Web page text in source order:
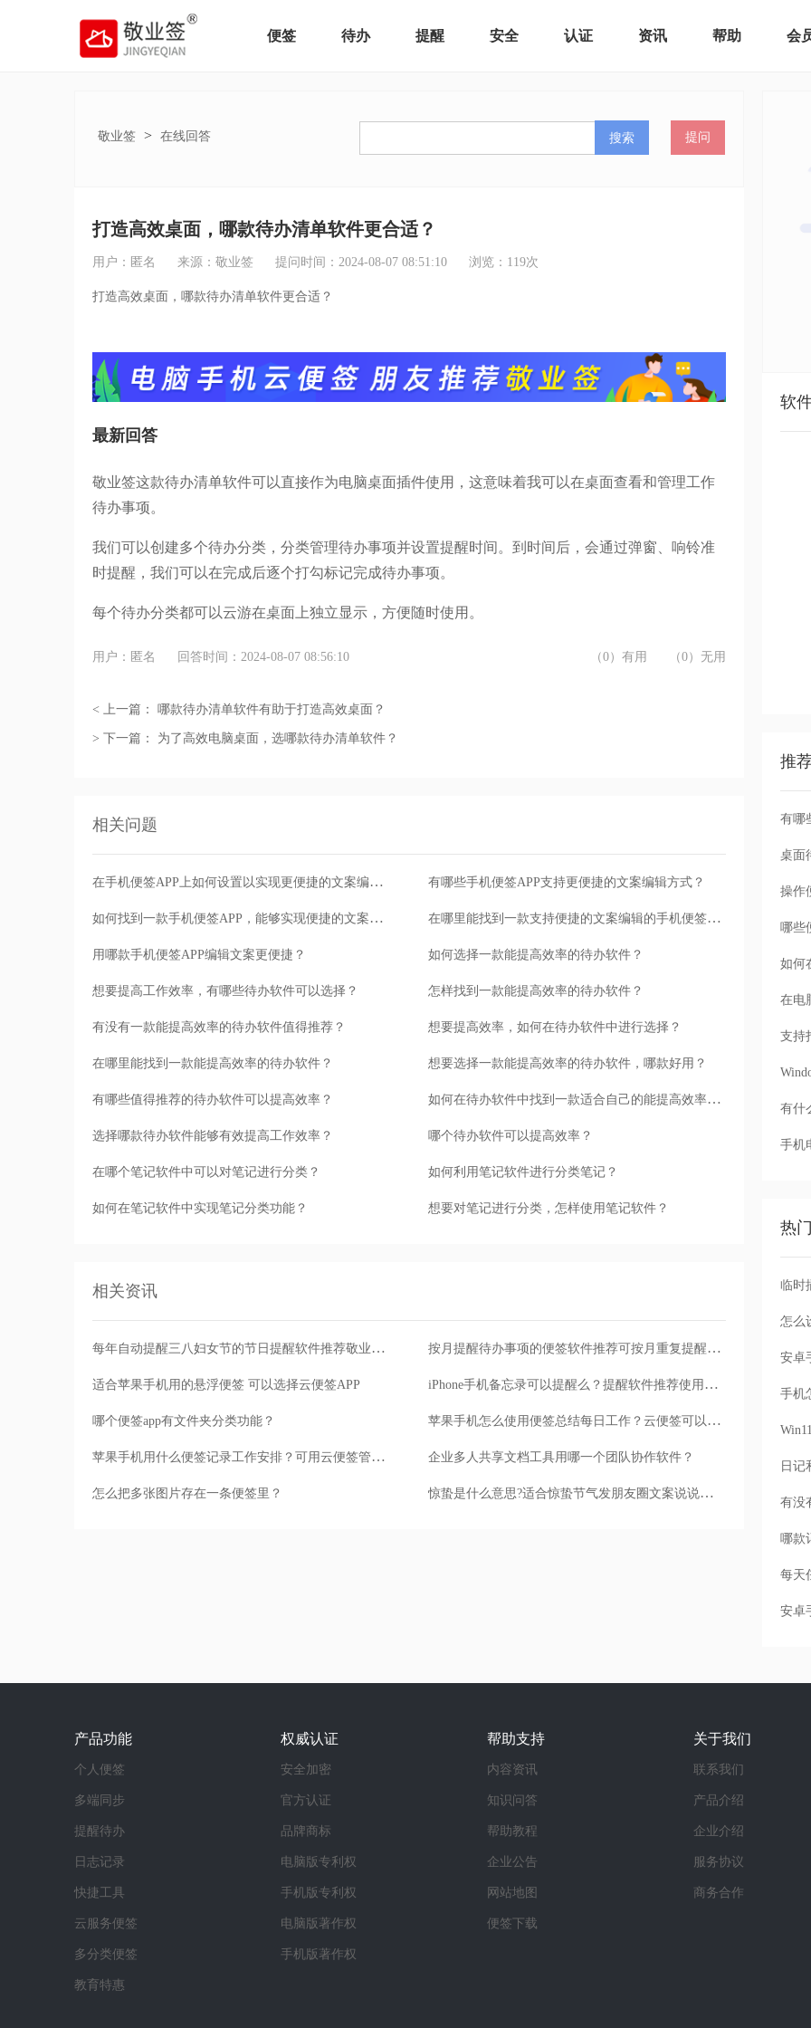
便签 待办 提醒 安全 认证 资讯 帮助 会
敬业签 > 在线回答 搜索 提问
打造高效桌面，哪款待办清单软件更合适？
用户：匿名 来源：敬业签 提问时间：2024-08-07 08:51:10 浏览： 119次
打造高效桌面，哪款待办清单软件更合适？
最新回答
敬业签这款待办清单软件可以直接作为电脑桌面插件使用，这意味着我可以在桌面查看和管理工作
待办事项。
我们可以创建多个待办分类，分类管理待办事项并设置提醒时间。到时间后，会通过弹窗、响铃准
时提醒，我们可以在完成后逐个打勾标记完成待办事项。
每个待办分类都可以云游在桌面上独立显示，方便随时使用。
用户：匿名 回答时间：2024-08-07 08:56:10 （0）有用 （0）无用
< 上一篇： 哪款待办清单软件有助于打造高效桌面？
> 下一篇： 为了高效电脑桌面，选哪款待办清单软件？
相关问题
在手机便签APP上如何设置以实现更便捷的文案编辑？ 有哪些手机便签APP支持更便捷的文案编辑方式？
如何找到一款手机便签APP，能够实现便捷的文案编辑？ 在哪里能找到一款支持便捷的文案编辑的手机便签APP？
用哪款手机便签APP编辑文案更便捷？ 如何选择一款能提高效率的待办软件？
想要提高工作效率，有哪些待办软件可以选择？ 怎样找到一款能提高效率的待办软件？
有没有一款能提高效率的待办软件值得推荐？ 想要提高效率，如何在待办软件中进行选择？
在哪里能找到一款能提高效率的待办软件？ 想要选择一款能提高效率的待办软件，哪款好用？
有哪些值得推荐的待办软件可以提高效率？ 如何在待办软件中找到一款适合自己的能提高效率的软件？
选择哪款待办软件能够有效提高工作效率？ 哪个待办软件可以提高效率？
在哪个笔记软件中可以对笔记进行分类？ 如何利用笔记软件进行分类笔记？
如何在笔记软件中实现笔记分类功能？ 想要对笔记进行分类，怎样使用笔记软件？
相关资讯
每年自动提醒三八妇女节的节日提醒软件推荐敬业签手机电脑云提醒便签 按月提醒待办事项的便签软件推荐可按月重复提醒的敬业签云便签备忘录
适合苹果手机用的悬浮便签 可以选择云便签APP iPhone手机备忘录可以提醒么？提醒软件推荐使用云便签
哪个便签app有文件夹分类功能？ 苹果手机怎么使用便签总结每日工作？云便签可以记录工作
苹果手机用什么便签记录工作安排？可用云便签管理记录 企业多人共享文档工具用哪一个团队协作软件？
怎么把多张图片存在一条便签里？ 惊蛰是什么意思?适合惊蛰节气发朋友圈文案说说用便签记录
软
推
有哪
桌面
操作
哪些
如何
在电
支持
有什
手机
热
怎么
手机
每天
安卓
产品功能
个人便签
多端同步
提醒待办
日志记录
快捷工具
云服务便签
多分类便签
教育特惠
权威认证
安全加密
官方认证
品牌商标
电脑版专利权
手机版专利权
电脑版著作权
手机版著作权
帮助支持
内容资讯
知识问答
帮助教程
企业公告
网站地图
便签下载
关于我们
联系我们
产品介绍
企业介绍
服务协议
商务合作